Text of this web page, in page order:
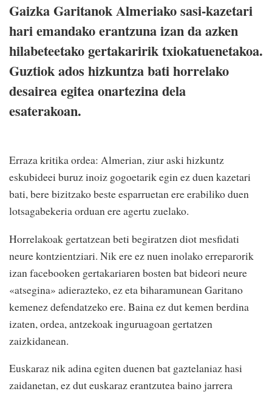
Gaizka Garitanok Almeriako sasi-kazetari
hari emandako erantzuna izan da azken
hilabeteetako gertakaririk txiokatuenetakoa.
Guztiok ados hizkuntza bati horrelako
desairea egitea onartezina dela
esaterakoan.
Erraza kritika ordea: Almerian, ziur aski hizkuntz
eskubideei buruz inoiz gogoetarik egin ez duen kazetari
bati, bere bizitzako beste esparruetan ere erabiliko duen
lotsagabekeria orduan ere agertu zuelako.
Horrelakoak gertatzean beti begiratzen diot mesfidati
neure kontzientziari. Nik ere ez nuen inolako erreparorik
izan facebooken gertakariaren bosten bat bideori neure
«atsegina» adierazteko, ez eta biharamunean Garitano
kemenez defendatzeko ere. Baina ez dut kemen berdina
izaten, ordea, antzekoak inguruagoan gertatzen
zaizkidanean.
Euskaraz nik adina egiten duenen bat gaztelaniaz hasi
zaidanetan, ez dut euskaraz erantzutea baino jarrera